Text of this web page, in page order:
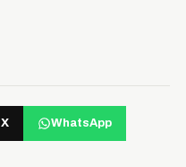
X WhatsApp